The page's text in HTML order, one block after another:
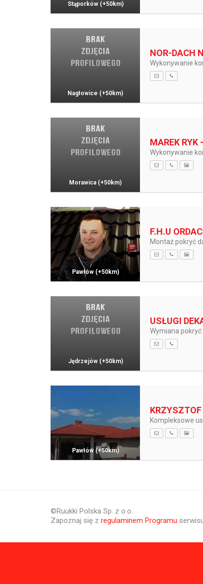
Stąporków(+50km)
Nagłowice (+50km)
NOR-DACH
Wykonywanie
Morawica (+50km)
MAREK RYK
Wykonywanie
Pawłów(+50km)
F.H.U
Montaż pokryć
Jędrzejów(+50km)
USŁUGI
Wymiana
Pawłów(+50km)
KRZYSZTOF
Kompleksowe
©Ruukki Polska Sp. z o.o.
Zapoznaj się z regulaminem Programu